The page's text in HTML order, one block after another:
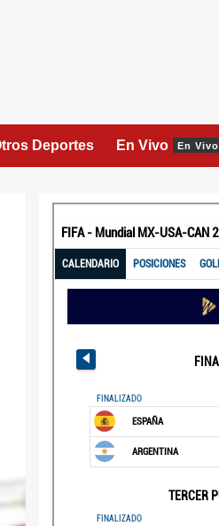
Deportes En Vivo En Vivo